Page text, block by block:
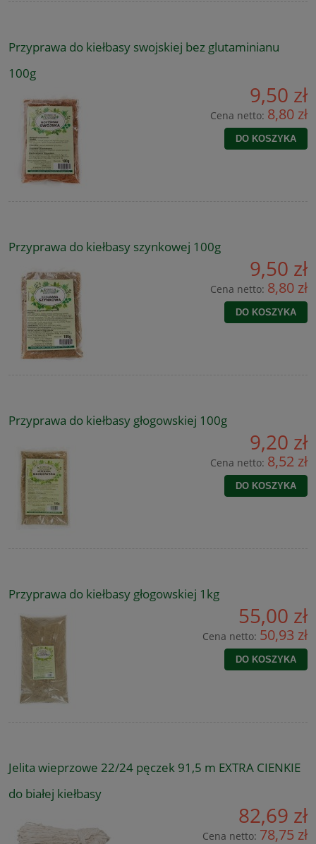
Przyprawa do kiełbasy swojskiej bez glutaminianu
100g
9,50 zł
Cena netto: 8,80 zł
DO KOSZYKA
Przyprawa do kiełbasy szynkowej 100g
9,50 zł
Cena netto: 8,80 zł
DO KOSZYKA
Przyprawa do kiełbasy głogowskiej 100g
9,20 zł
Cena netto: 8,52 zł
DO KOSZYKA
Przyprawa do kiełbasy głogowskiej 1kg
55,00 zł
Cena netto: 50,93 zł
DO KOSZYKA
Jelita wieprzowe 22/24 pęczek 91,5 m EXTRA CIENKIE
do białej kiełbasy
82,69 zł
Cena netto: 78,75 zł